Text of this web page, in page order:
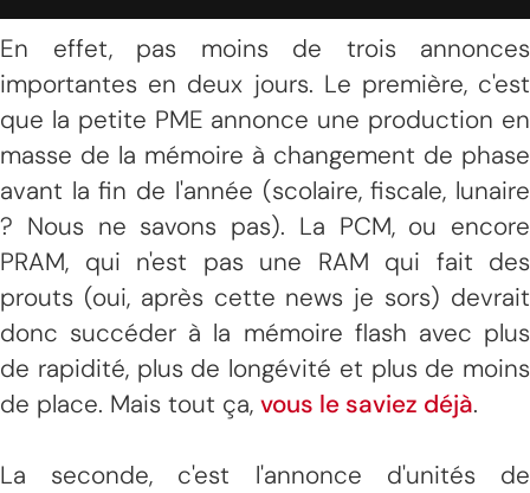
En effet, pas moins de trois annonces
importantes en deux jours. Le première, c'est
que la petite PME annonce une production en
masse de la mémoire à changement de phase
avant la fin de l'année (scolaire, fiscale, lunaire
? Nous ne savons pas). La PCM, ou encore
PRAM, qui n'est pas une RAM qui fait des
prouts (oui, après cette news je sors) devrait
donc succéder à la mémoire flash avec plus
de rapidité, plus de longévité et plus de moins
de place. Mais tout ça, vous le saviez déjà.
La seconde, c'est l'annonce d'unités de